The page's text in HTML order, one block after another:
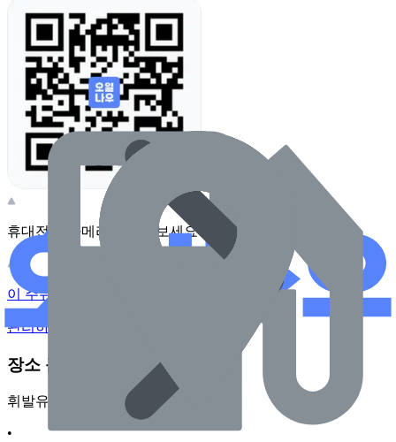
휴대전화 카메라로 찍어보세요
이 주유소의 사장님이신가요?
관리하기
장소 근처 주유소
휘발유
•